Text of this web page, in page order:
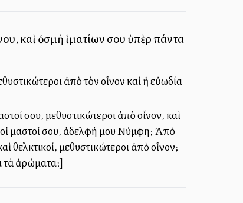
καὶ ὀσμὴ ἱματίων σου ὑπὲρ πάντα
ἀπὸ τὸν οἶνον καὶ ἡ εὐωδία
σου, μεθυστικώτεροι ἀπὸ οἶνον, καὶ
μαστοί σου, ἀδελφή μου Νύμφη; Ἀπὸ
θελκτικοί, μεθυστικώτεροι ἀπὸ οἶνον;
τὰ ἀρώματα;]